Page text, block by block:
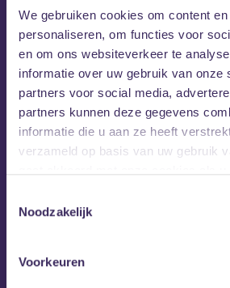
We gebruiken cookies om content
personaliseren, om functies voor
en om ons websiteverkeer te
informatie over uw gebruik van onze
partners voor social media,
partners kunnen deze gegevens
informatie die u aan ze heeft
verzameld op basis van uw gebruik
Noodzakelijk
Voorkeuren